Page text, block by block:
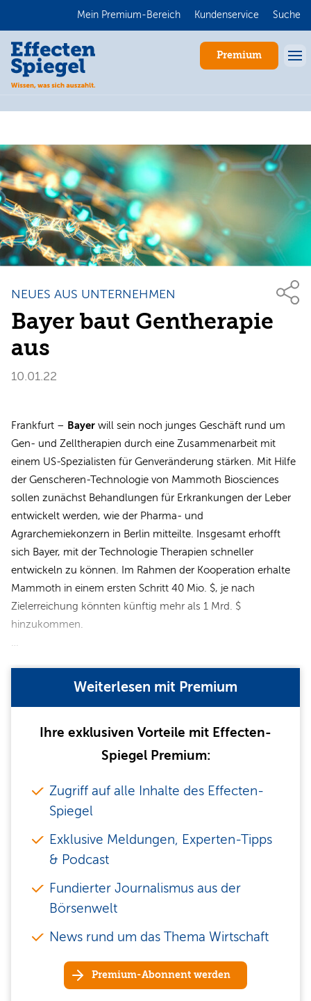
Mein Premium-Bereich Kundenservice Suche
Premium
NEUES AUS UNTERNEHMEN
Bayer baut Gentherapie
aus
10.01.22
Frankfurt – Bayer will sein noch junges Geschäft rund um
Gen- und Zelltherapien durch eine Zusammenarbeit mit
einem US-Spezialisten für Genveränderung stärken. Mit Hilfe
der Genscheren-Technologie von Mammoth Biosciences
sollen zunächst Behandlungen für Erkrankungen der Leber
entwickelt werden, wie der Pharma- und
Agrarchemiekonzern in Berlin mitteilte. Insgesamt erhofft
sich Bayer, mit der Technologie Therapien schneller
entwickeln zu können. Im Rahmen der Kooperation erhalte
Mammoth in einem ersten Schritt 40 Mio. $, je nach
Zielerreichung könnten künftig mehr als 1 Mrd. $
hinzukommen.
Weiterlesen mit Premium
Ihre exklusiven Vorteile mit Effecten-
Spiegel Premium:
Zugriff auf alle Inhalte des Effecten-
Spiegel
Exklusive Meldungen, Experten-Tipps
& Podcast
Fundierter Journalismus aus der
Börsenwelt
News rund um das Thema Wirtschaft
Premium-Abonnent werden
Anmelden